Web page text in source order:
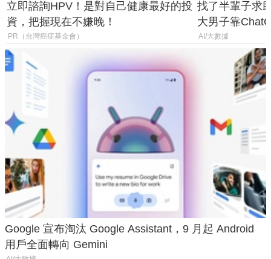
立即諮詢HPV！是對自己健康最好的投
資，把握現在不嫌晚！
PR（台灣癌症基金會）
找了半輩子求
大男子靠
年家人
AI/大數據
Google 宣布淘汰 Google Assistant，9 月起 Android
用戶全面轉向 Gemini